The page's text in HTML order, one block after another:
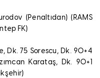
(Penaltıdan) (RAMS
FK)
Dk. 75 Sorescu, Dk. 90+4
Karataş, Dk. 90+1